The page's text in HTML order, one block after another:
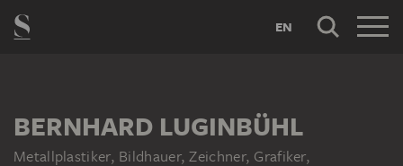
EN
BERNHARD LUGINBÜHL
Metallplastiker, Bildhauer, Zeichner, Grafiker,